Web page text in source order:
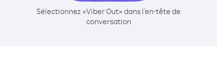
Sélectionnez «Viber Out» dans l'en-tête de
conversation